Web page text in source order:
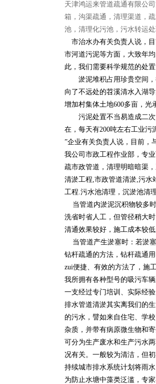
天津鸿运来管道疏通有限公
箱，沟渠疏通，清理渠道，
池，清理化污池，污水转运
市治水办有关负责人说，
市河道污泥等方面，大致年
此，我们需要科学规范的处
淤泥堆积占用珍贵空间，
向了不远处的苕溪清水入湖
增加村集体土地600多亩，光
污泥处置不当易造成二次
在，每天有200吨左右工业污
”企业有关负责人说，目前，
我公司市政工程作业部，专
疏市政管道，清理明暗暗渠
清淤工程,市政管道清淤,污水
工程.污水池清理，沉淤池清
当管道内淤泥沉积物较多
洗省时省人工，但管径稍大
清通效果较好，施工成本较
当管道产生淤塞时：若淤
钻杆疏通的方法，钻杆疏通
zui便捷、有效的方法了，施
我所拥有各种型号的吸污车
一支经过专门培训、实际经
排水管道清淤其实离我们的
的污水，譬如来自住宅、学
杂质，并带有病原微生物和
可分为生产废水和生产污水
况有关。一般较为清洁，但
持续城市排水系统计划将雨
为防止水塘中藻类泛滥，专